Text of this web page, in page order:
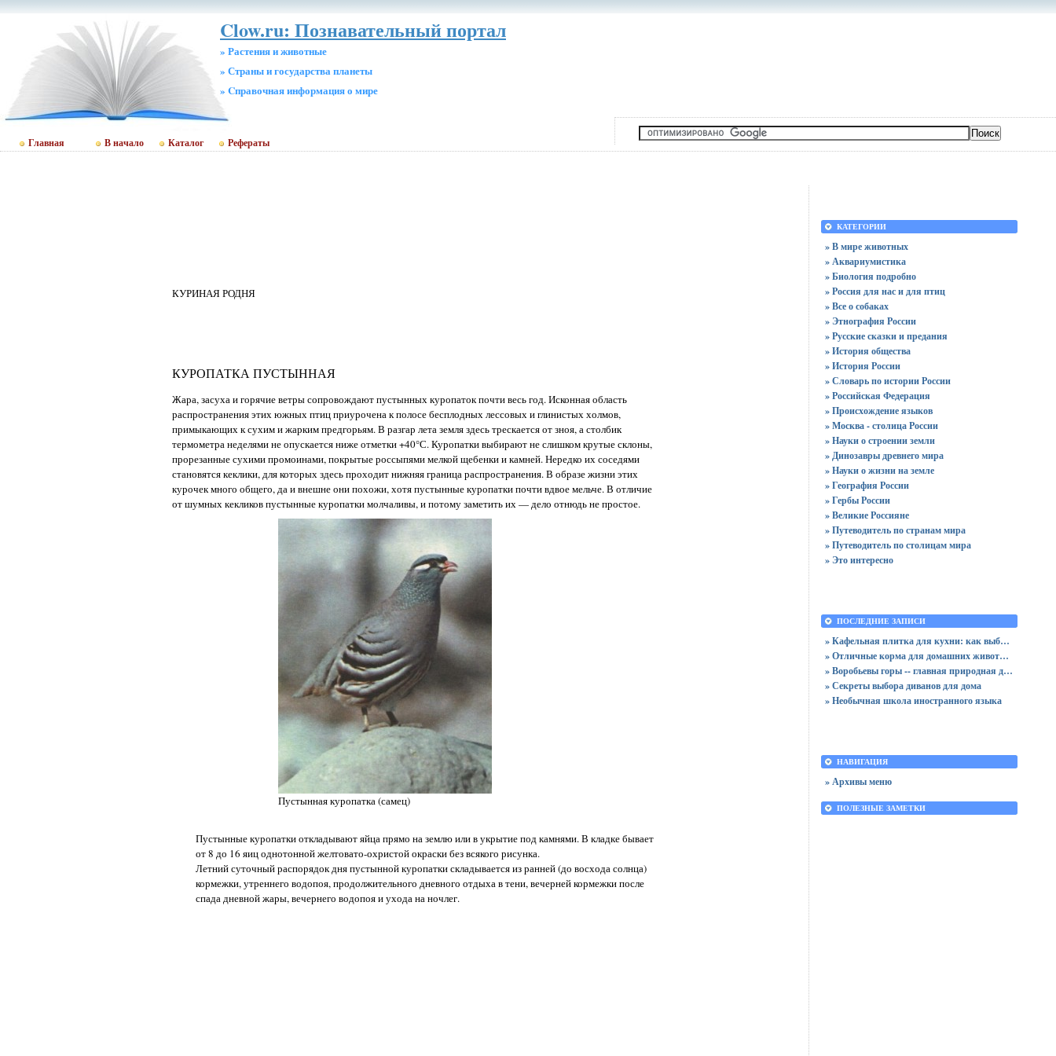
Clow.ru: Познавательный портал
» Растения и животные
» Страны и государства планеты
» Cправочная информация о мире
Главная В начало Каталог Рефераты
КУРИНАЯ РОДНЯ
КУРОПАТКА ПУСТЫННАЯ
Жара, засуха и горячие ветры сопровождают пустынных куропаток почти весь год. Исконная область
распространения этих южных птиц приурочена к полосе бесплодных лессовых и глинистых холмов,
примыкающих к сухим и жарким предгорьям. В разгар лета земля здесь трескается от зноя, а столбик
термометра неделями не опускается ниже отметки +40°С. Куропатки выбирают не слишком крутые склоны,
прорезанные сухими промоинами, покрытые россыпями мелкой щебенки и камней. Нередко их соседями
становятся кеклики, для которых здесь проходит нижняя граница распространения. В образе жизни этих
курочек много общего, да и внешне они похожи, хотя пустынные куропатки почти вдвое мельче. В отличие
от шумных кекликов пустынные куропатки молчаливы, и потому заметить их — дело отнюдь не простое.
Пустынная куропатка (самец)
Пустынные куропатки откладывают яйца прямо на землю или в укрытие под камнями. В кладке бывает
от 8 до 16 яиц однотонной желтовато-охристой окраски без всякого рисунка.
Летний суточный распорядок дня пустынной куропатки складывается из ранней (до восхода солнца)
кормежки, утреннего водопоя, продолжительного дневного отдыха в тени, вечерней кормежки после
спада дневной жары, вечернего водопоя и ухода на ночлег.
КАТЕГОРИИ
» В мире животных
» Аквариумистика
» Биология подробно
» Россия для нас и для птиц
» Все о собаках
» Этнография России
» Русские сказки и предания
» История общества
» История России
» Словарь по истории России
» Российская Федерация
» Происхождение языков
» Москва - столица России
» Науки о строении земли
» Динозавры древнего мира
» Науки о жизни на земле
» География России
» Гербы России
» Великие Россияне
» Путеводитель по странам мира
» Путеводитель по столицам мира
» Это интересно
ПОСЛЕДНИЕ ЗАПИСИ
» Кафельная плитка для кухни: как выбрать практичную отделку
» Отличные корма для домашних животных
» Воробьевы горы -- главная природная достопримечательность Москвы
» Секреты выбора диванов для дома
» Необычная школа иностранного языка
НАВИГАЦИЯ
» Архивы меню
ПОЛЕЗНЫЕ ЗАМЕТКИ